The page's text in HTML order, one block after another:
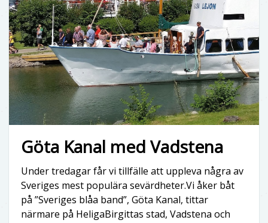
Göta Kanal med Vadstena
Under tredagar får vi tillfälle att uppleva några av
Sveriges mest populära sevärdheter.Vi åker båt
på ”Sveriges blåa band”, Göta Kanal, tittar
närmare på HeligaBirgittas stad, Vadstena och